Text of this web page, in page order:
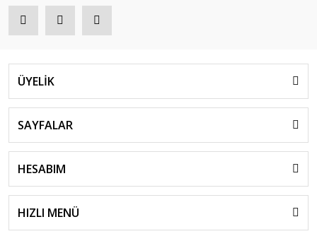
ÜYELİK
SAYFALAR
HESABIM
HIZLI MENÜ